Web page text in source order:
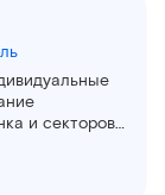
и секторов